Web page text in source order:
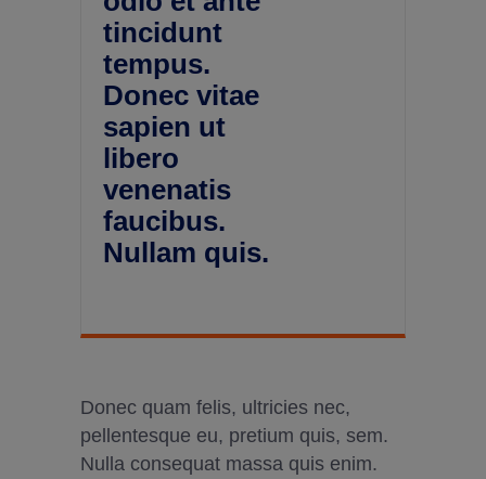
tincidunt
tempus.
Donec vitae
sapien ut
libero
venenatis
faucibus.
Nullam quis.
Donec quam felis, ultricies nec,
pellentesque eu, pretium quis, sem.
Nulla consequat massa quis enim.